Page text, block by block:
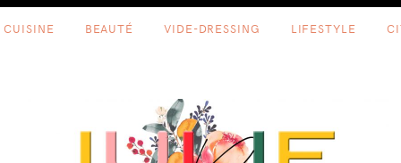
CUISINE BEAUTÉ VIDE-DRESSING LIFESTYLE